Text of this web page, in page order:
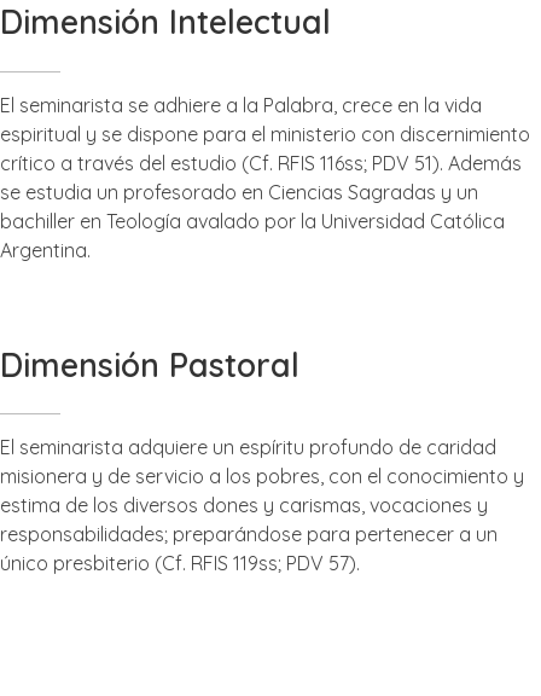
Dimensión Intelectual
El seminarista se adhiere a la Palabra, crece en la vida
espiritual y se dispone para el ministerio con discernimiento
crítico a través del estudio (Cf. RFIS 116ss; PDV 51). Además
se estudia un profesorado en Ciencias Sagradas y un
bachiller en Teología avalado por la Universidad Católica
Argentina.
Dimensión Pastoral
El seminarista adquiere un espíritu profundo de caridad
misionera y de servicio a los pobres, con el conocimiento y
estima de los diversos dones y carismas, vocaciones y
responsabilidades; preparándose para pertenecer a un
único presbiterio (Cf. RFIS 119ss; PDV 57).